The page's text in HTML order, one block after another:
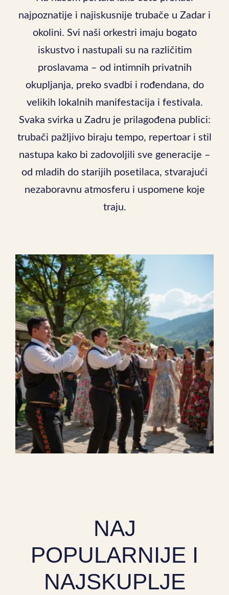
najpoznatije i najiskusnije trubače u Zadar i
okolini. Svi naši orkestri imaju bogato
iskustvo i nastupali su na različitim
proslavama – od intimnih privatnih
okupljanja, preko svadbi i rođendana, do
velikih lokalnih manifestacija i festivala.
Svaka svirka u Zadru je prilagođena publici:
trubači pažljivo biraju tempo, repertoar i stil
nastupa kako bi zadovoljili sve generacije –
od mladih do starijih posetilaca, stvarajući
nezaboravnu atmosferu i uspomene koje
traju.
NAJ
POPULARNIJE I
NAJSKUPLJE